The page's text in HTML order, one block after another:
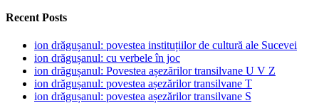
Recent Posts
ion drăgușanul: povestea instituțiilor de cultură ale Sucevei
ion drăgușanul: cu verbele în joc
ion drăgușanul: Povestea așezărilor transilvane U V Z
ion drăgușanul: povestea așezărilor transilvane T
ion drăgușanul: povestea așezărilor transilvane S